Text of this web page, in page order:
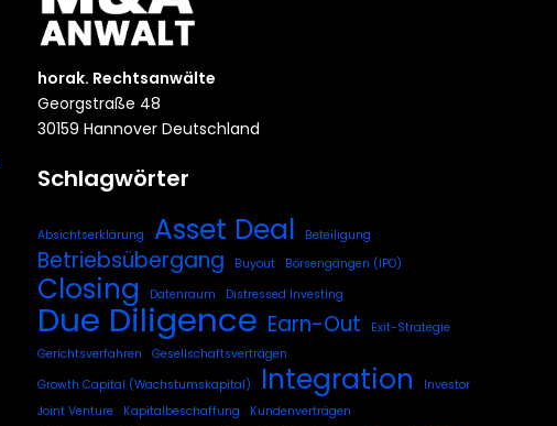
horak. Rechtsanwälte
Georgstraße 48
30159 Hannover Deutschland
Schlagwörter
Absichtserklärung Asset Deal Beteiligung
Betriebsübergang Buyout Börsengängen (IPO)
Closing Datenraum Distressed Investing
Due Diligence Earn-Out
Exit-Strategie
Gerichtsverfahren
Gesellschaftsverträgen
Growth Capital (Wachstumskapital)
Integration
Investor
Joint Venture
Kapitalbeschaffung
Kundenverträgen